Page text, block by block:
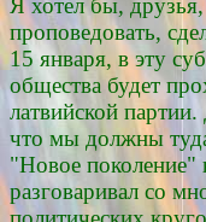
проповедовать,
15 января, в эту
общества будет
латвийской
что мы должны
"Новое поколение"
разговаривал со